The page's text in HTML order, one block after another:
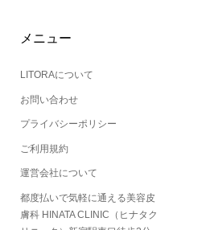
メニュー
LITORAについて
お問い合わせ
プライバシーポリシー
ご利用規約
運営会社について
都度払いで気軽に通える美容皮
膚科 HINATA CLINIC（ヒナタク